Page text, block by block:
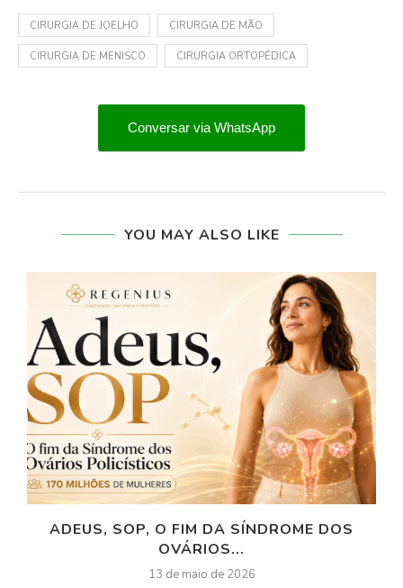
CIRURGIA DE JOELHO CIRURGIA DE MÃO
CIRURGIA DE MENISCO CIRURGIA ORTOPÉDICA
Conversar via WhatsApp
YOU MAY ALSO LIKE
ADEUS, SOP, O FIM DA SÍNDROME DOS
OVÁRIOS...
13 de maio de 2026